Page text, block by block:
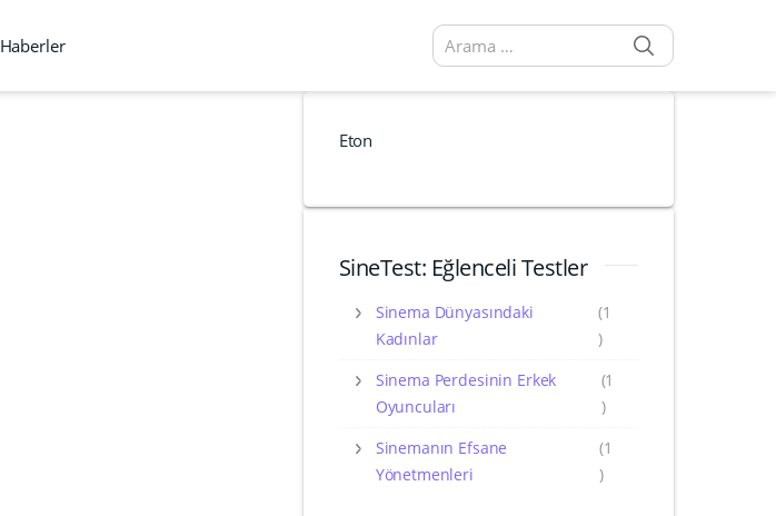
Haberler
Arama sonuçları:
Eton
SineTest: Eğlenceli Testler
Sinema Dünyasındaki
Kadınlar
(1
)
Sinema Perdesinin Erkek
Oyuncuları
(1
)
Sinemanın Efsane
Yönetmenleri
(1
)